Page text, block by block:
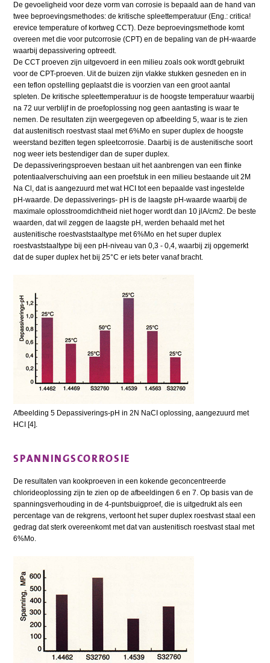
De gevoeligheid voor deze vorm van corrosie is bepaald aan de hand van
twee beproevingsmethodes: de kritische spleettemperatuur (Eng.: critica!
erevice temperature of kortweg CCT). Deze beproevingsmethode komt
overeen met die voor putcorrosie (CPT) en de bepaling van de pH-waarde
waarbij depassivering optreedt.
De CCT proeven zijn uitgevoerd in een milieu zoals ook wordt gebruikt
voor de CPT-proeven. Uit de buizen zijn vlakke stukken gesneden en in
een teflon opstelling geplaatst die is voorzien van een groot aantal
spleten. De kritische spleettemperatuur is de hoogste temperatuur waarbij
na 72 uur verblijf in de proefoplossing nog geen aantasting is waar te
nemen. De resultaten zijn weergegeven op afbeelding 5, waar is te zien
dat austenitisch roestvast staal met 6%Mo en super duplex de hoogste
weerstand bezitten tegen spleetcorrosie. Daarbij is de austenitische soort
nog weer iets bestendiger dan de super duplex.
De depassiveringsproeven bestaan uit het aanbrengen van een flinke
potentiaalverschuiving aan een proefstuk in een milieu bestaande uit 2M
Na Cl, dat is aangezuurd met wat HCI tot een bepaalde vast ingestelde
pH-waarde. De depassiverings- pH is de laagste pH-waarde waarbij de
maximale oplosstroomdichtheid niet hoger wordt dan 10 jlA/cm2. De beste
waarden, dat wil zeggen de laagste pH, werden behaald met het
austenitische roestvaststaaltype met 6%Mo en het super duplex
roestvaststaaltype bij een pH-niveau van 0,3 - 0,4, waarbij zij opgemerkt
dat de super duplex het bij 25°C er iets beter vanaf bracht.
Afbeelding 5 Depassiverings-pH in 2N NaCI oplossing, aangezuurd met
HCI [4].
SPANNINGSCORROSIE
De resultaten van kookproeven in een kokende geconcentreerde
chlorideoplossing zijn te zien op de afbeeldingen 6 en 7. Op basis van de
spanningsverhouding in de 4-puntsbuigproef, die is uitgedrukt als een
percentage van de rekgrens, vertoont het super duplex roestvast staal een
gedrag dat sterk overeenkomt met dat van austenitisch roestvast staal met
6%Mo.